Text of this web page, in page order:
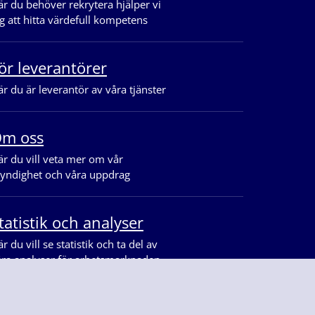
du behöver rekrytera hjälper vi
att hitta värdefull kompetens
leverantörer
du är leverantör av våra tjänster
oss
du vill veta mer om vår
och våra uppdrag
och analyser
du vill se statistik och ta del av
analyser för arbetsmarknaden